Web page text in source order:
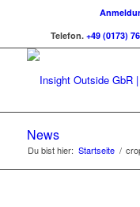
Telefon. +49 (0173)
News
Du bist hier: Startseite /